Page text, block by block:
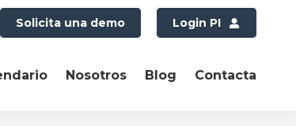
Solicita una demo Login PI
Nosotros Blog Contacta